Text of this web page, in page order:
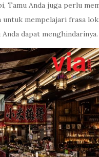
Anda juga perlu
mempelajari frasa
dapat menghindarinya.